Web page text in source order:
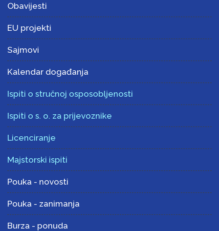
Obavijesti
EU projekti
Sajmovi
Kalendar događanja
Ispiti o stručnoj osposobljenosti
Ispiti o s. o. za prijevoznike
Licenciranje
Majstorski ispiti
Pouka - novosti
Pouka - zanimanja
Burza - ponuda